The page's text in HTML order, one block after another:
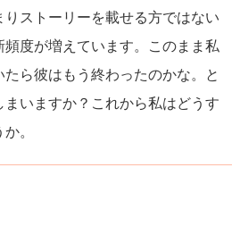
りストーリーを載せる方ではない
度が増えています。このまま私
ら彼はもう終わったのかな。と
いますか？これから私はどうす
。